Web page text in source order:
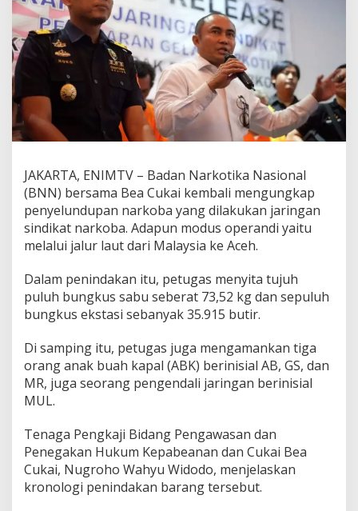
G
a
g
a
l
k
a
n
P
e
e
d
r
a
n
3
5
2
g
S
b
a
n
3
5
.
JAKARTA, ENIMTV – Badan Narkotika Nasional
(BNN) bersama Bea Cukai kembali mengungkap
penyelundupan narkoba yang dilakukan jaringan
sindikat narkoba. Adapun modus operandi yaitu
melalui jalur laut dari Malaysia ke Aceh.
Dalam penindakan itu, petugas menyita tujuh
puluh bungkus sabu seberat 73,52 kg dan sepuluh
bungkus ekstasi sebanyak 35.915 butir.
Di samping itu, petugas juga mengamankan tiga
orang anak buah kapal (ABK) berinisial AB, GS, dan
MR, juga seorang pengendali jaringan berinisial
MUL.
Tenaga Pengkaji Bidang Pengawasan dan
Penegakan Hukum Kepabeanan dan Cukai Bea
Cukai, Nugroho Wahyu Widodo, menjelaskan
kronologi penindakan barang tersebut.